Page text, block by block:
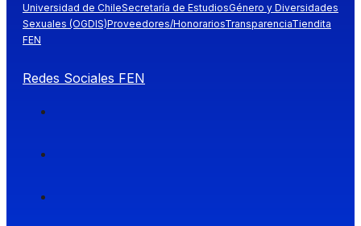
Universidad de ChileSecretaría de EstudiosGénero y Diversidades
Sexuales (OGDIS)Proveedores/HonorariosTransparenciaTiendita
FEN
Redes Sociales FEN